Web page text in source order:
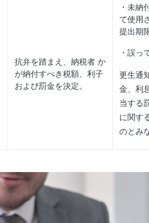
抗弁を踏まえ、納税者 か
が納付すべき税額、利子
および罰金を決定。
・未納
て使用
提出期
・誤っ
更生通
金、利
当する
に関す
のとみ